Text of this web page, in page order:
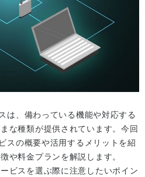
は、備わっている機能や対応する
な種類が提供されています。今回
スの概要や活用するメリットを紹
や料金プランを解説します。
ビスを選ぶ際に注意したいポイン